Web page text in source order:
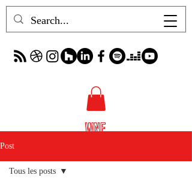
Post
Tous les posts